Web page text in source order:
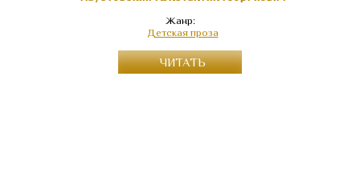
Жанр:
Детская проза
ЧИТАТЬ